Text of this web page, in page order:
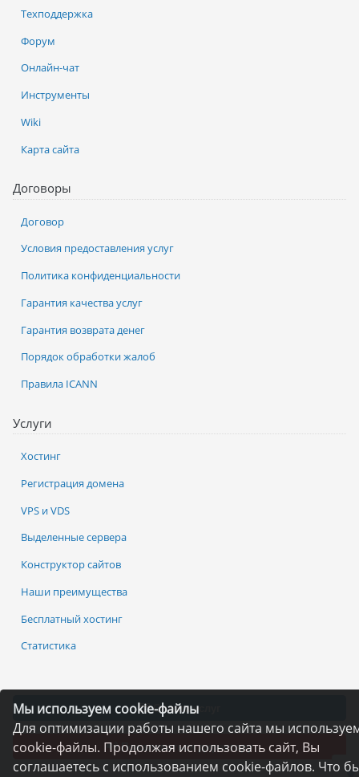
Мы используем cookie-файлы
Для оптимизации работы нашего сайта мы
cookie-файлы. Продолжая использовать сайт, Вы
соглашаетесь с использованием cookie-файлов. Что
Услуги
Хостинг
Регистрация домена
VPS и VDS
Выделенные сервера
Конструктор сайтов
Наши преимущества
Бесплатный хостинг
Статистика
Техподдержка
Форум
Онлайн-чат
Инструменты
Wiki
Карта сайта
Договоры
Договор
Условия предоставления услуг
Политика конфиденциальности
Гарантия качества услуг
Гарантия возврата денег
Порядок обработки жалоб
Правила ICANN
Оплата услуг
Пожаловаться директору